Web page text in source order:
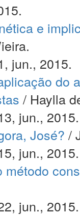
e
jun., 2015.
do
/ Haylla
jun., 2015.
José? /
jun., 2015.
método
jun., 2015.